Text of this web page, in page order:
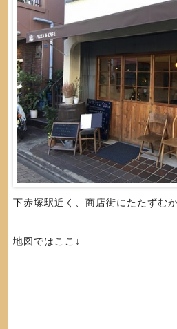
下赤塚駅近く、商店街にたたずむ
地図ではここ↓